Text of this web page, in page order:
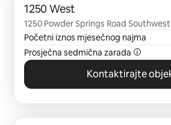
1250 West
1250 Powder Springs Road
Početni iznos mjesečnog najma
Prosječna sedmična zarada
Kontaktirajte